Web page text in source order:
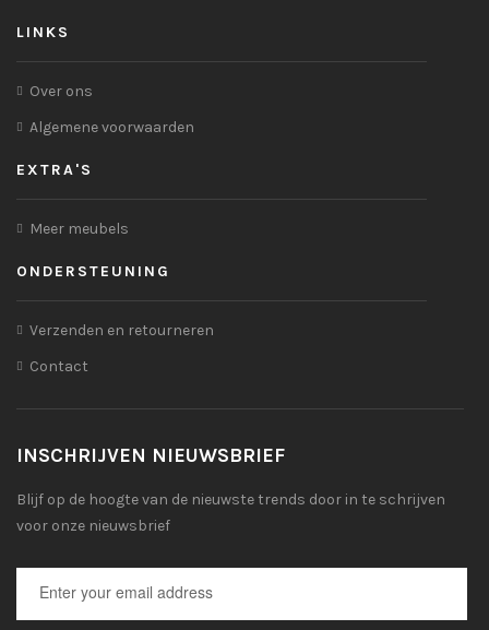
LINKS
Over ons
Algemene voorwaarden
EXTRA'S
Meer meubels
ONDERSTEUNING
Verzenden en retourneren
Contact
INSCHRIJVEN NIEUWSBRIEF
Blijf op de hoogte van de nieuwste trends door in te schrijven
voor onze nieuwsbrief